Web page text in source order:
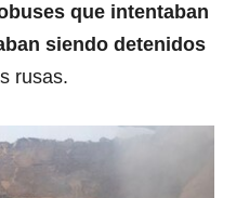
que intentaban
siendo detenidos
rusas.